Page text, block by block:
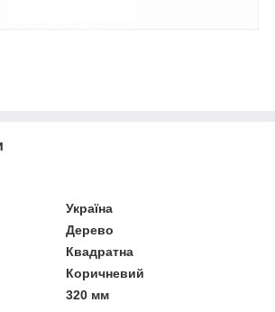
Україна
Дерево
Квадратна
Коричневий
320 мм